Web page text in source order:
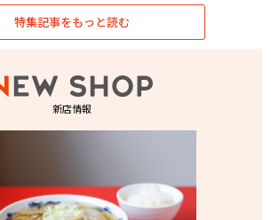
特集記事をもっと読む
新店情報